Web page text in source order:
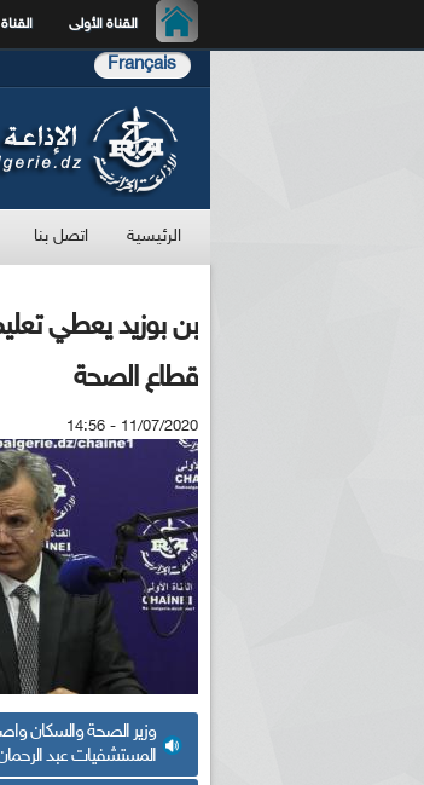
القناة الأولى
Français
الرئيسية اتصل بنا
بن بوزيد يعطي
قطاع الصحة
11/07/2020 - 14:56
وزير الصحة والسكان
المستشفيات عبد